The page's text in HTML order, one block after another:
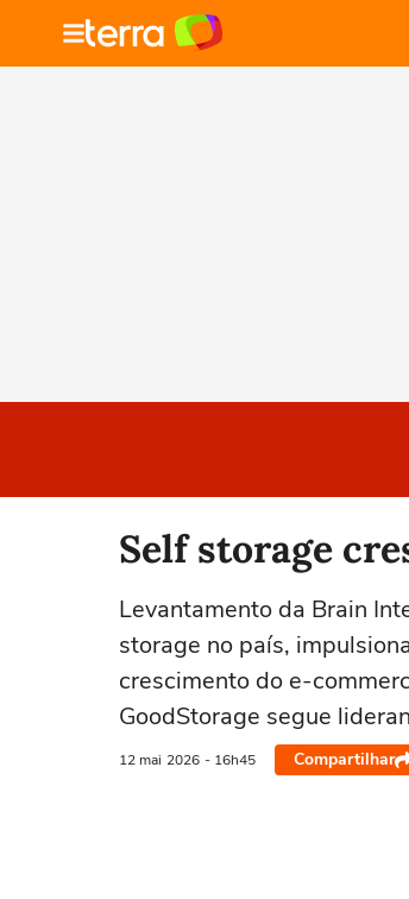
Self storage
Levantamento da Brain
storage no país,
crescimento do e-
GoodStorage segue
12 mai 2026 - 16h45 Compartilhar